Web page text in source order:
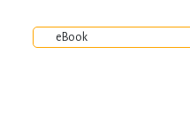
eBook